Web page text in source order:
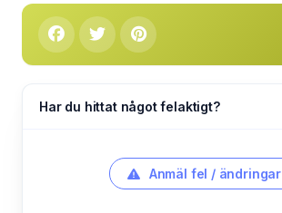
Har du hittat något felaktigt?
Anmäl fel / ändringar